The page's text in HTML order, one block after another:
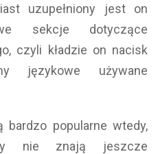
uzupełniony jest on
sekcje dotyczące
czyli kładzie on nacisk
językowe używane
popularne wtedy,
nie znają jeszcze